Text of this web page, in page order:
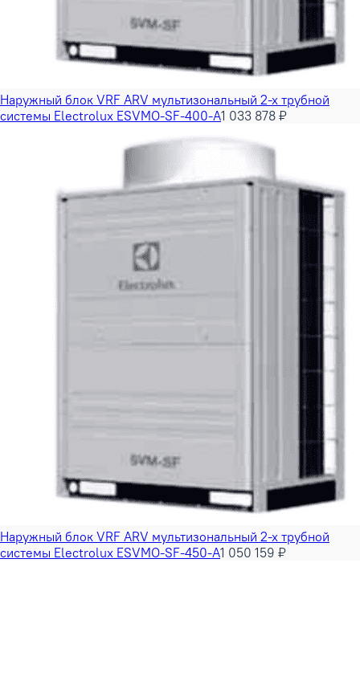
Наружный блок VRF ARV мультизональный 2-х трубной
системы Electrolux ESVMO-SF-400-A1 033 878 ₽
Наружный блок VRF ARV мультизональный 2-х трубной
системы Electrolux ESVMO-SF-450-A1 050 159 ₽